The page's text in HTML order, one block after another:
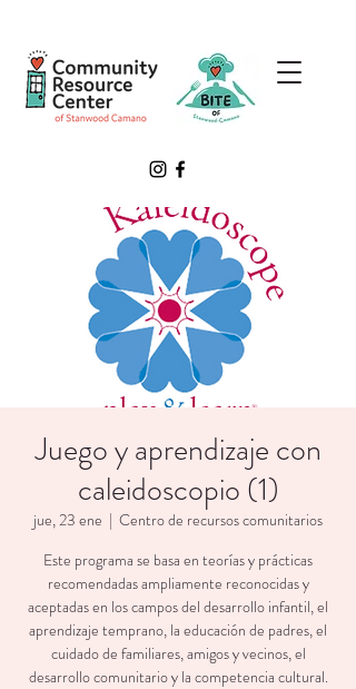
Juego y aprendizaje con
caleidoscopio (1)
jue, 23 ene
  |
Centro de recursos comunitarios
Este programa se basa en teorías y prácticas
recomendadas ampliamente reconocidas y
aceptadas en los campos del desarrollo infantil, el
aprendizaje temprano, la educación de padres, el
cuidado de familiares, amigos y vecinos, el
desarrollo comunitario y la competencia cultural.